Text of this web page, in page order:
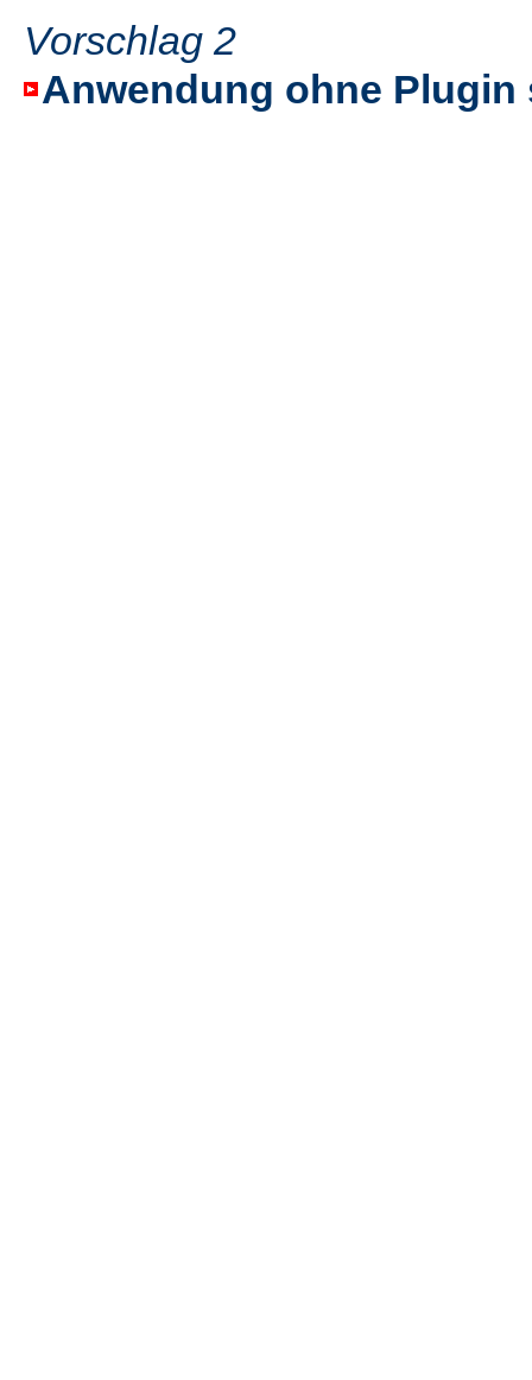
Vorschlag 2
Anwendung ohne Plugin